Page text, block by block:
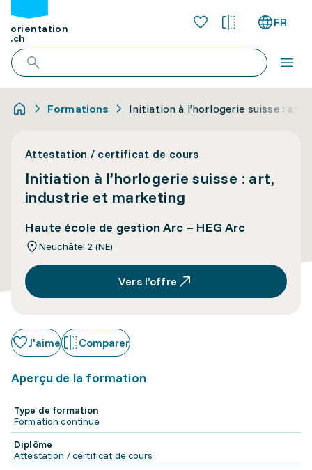
orientation
.ch
FR
Formations Initiation à l’horlogerie suisse :
Attestation / certificat de cours
Initiation à l’horlogerie suisse : art,
industrie et marketing
Haute école de gestion Arc – HEG Arc
Neuchâtel 2 (NE)
Vers l’offre
J'aime Comparer
Aperçu de la formation
Type de formation
Formation continue
Diplôme
Attestation / certificat de cours